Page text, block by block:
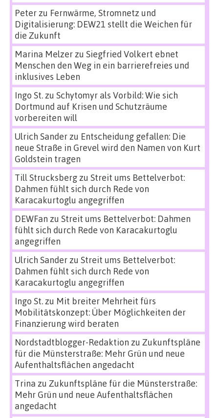
Peterzu Fernwärme, Stromnetz und
Digitalisierung: DEW21 stellt die Weichen für
die Zukunft
Marina Melzerzu Siegfried Volkert ebnet
Menschen den Weg in ein barrierefreies und
inklusives Leben
Ingo St.zu Schytomyr als Vorbild: Wie sich
Dortmund auf Krisen und Schutzräume
vorbereiten will
Ulrich Sanderzu Entscheidung gefallen: Die
neue Straße in Grevel wird den Namen von Kurt
Goldstein tragen
Till Strucksbergzu Streit ums Bettelverbot:
Dahmen fühlt sich durch Rede von
Karacakurtoglu angegriffen
DEWFan zu Streit ums Bettelverbot: Dahmen
fühlt sich durch Rede von Karacakurtoglu
angegriffen
Ulrich Sanderzu Streit ums Bettelverbot:
Dahmen fühlt sich durch Rede von
Karacakurtoglu angegriffen
Ingo St.zu Mit breiter Mehrheit fürs
Mobilitätskonzept: Über Möglichkeiten der
Finanzierung wird beraten
Nordstadtblogger-Redaktion zu Zukunftspläne
für die Münsterstraße: Mehr Grün und neue
Aufenthaltsflächen angedacht
Trina zu Zukunftspläne für die Münsterstraße:
Mehr Grün und neue Aufenthaltsflächen
angedacht